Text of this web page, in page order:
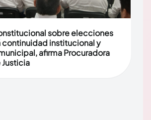
sobre elecciones
institucional y
afirma Procuradora
Justicia